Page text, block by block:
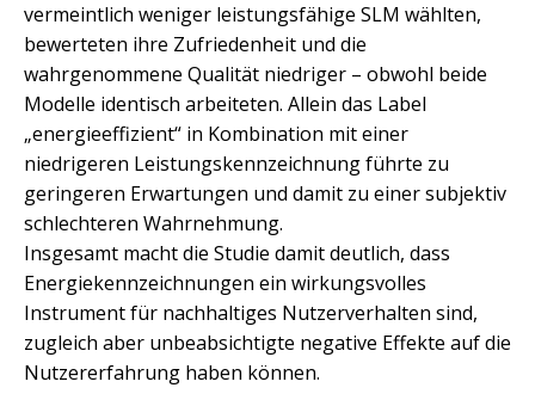
vermeintlich weniger leistungsfähige SLM wählten,
bewerteten ihre Zufriedenheit und die
wahrgenommene Qualität niedriger – obwohl beide
Modelle identisch arbeiteten. Allein das Label
„energieeffizient“ in Kombination mit einer
niedrigeren Leistungskennzeichnung führte zu
geringeren Erwartungen und damit zu einer subjektiv
schlechteren Wahrnehmung.
Insgesamt macht die Studie damit deutlich, dass
Energiekennzeichnungen ein wirkungsvolles
Instrument für nachhaltiges Nutzerverhalten sind,
zugleich aber unbeabsichtigte negative Effekte auf die
Nutzererfahrung haben können.